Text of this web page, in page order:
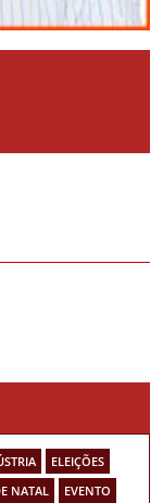
ELEIÇÕES
NATAL
EVENTO